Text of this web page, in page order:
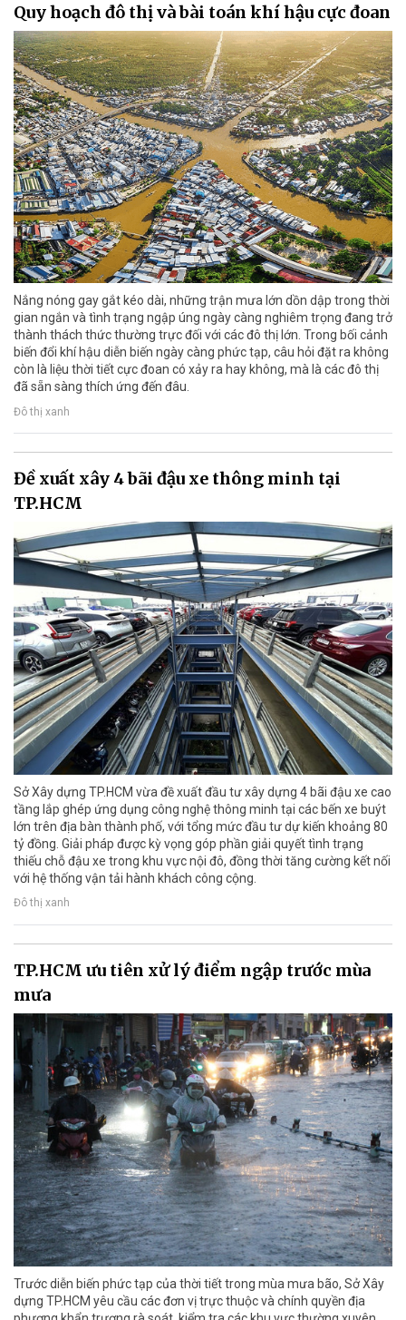
Quy hoạch đô thị và bài toán khí hậu cực đoan
Nắng nóng gay gắt kéo dài, những trận mưa lớn dồn dập trong thời
gian ngắn và tình trạng ngập úng ngày càng nghiêm trọng đang trở
thành thách thức thường trực đối với các đô thị lớn. Trong bối cảnh
biến đổi khí hậu diễn biến ngày càng phức tạp, câu hỏi đặt ra không
còn là liệu thời tiết cực đoan có xảy ra hay không, mà là các đô thị
đã sẵn sàng thích ứng đến đâu.
Đô thị xanh
Đề xuất xây 4 bãi đậu xe thông minh tại
TP.HCM
Sở Xây dựng TP.HCM vừa đề xuất đầu tư xây dựng 4 bãi đậu xe cao
tầng lắp ghép ứng dụng công nghệ thông minh tại các bến xe buýt
lớn trên địa bàn thành phố, với tổng mức đầu tư dự kiến khoảng 80
tỷ đồng. Giải pháp được kỳ vọng góp phần giải quyết tình trạng
thiếu chỗ đậu xe trong khu vực nội đô, đồng thời tăng cường kết nối
với hệ thống vận tải hành khách công cộng.
Đô thị xanh
TP.HCM ưu tiên xử lý điểm ngập trước mùa
mưa
Trước diễn biến phức tạp của thời tiết trong mùa mưa bão, Sở Xây
dựng TP.HCM yêu cầu các đơn vị trực thuộc và chính quyền địa